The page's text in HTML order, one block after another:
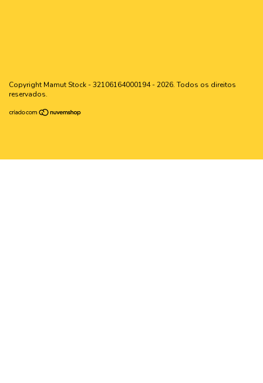
Copyright Mamut Stock - 32106164000194 - 2026. Todos os direitos
reservados.